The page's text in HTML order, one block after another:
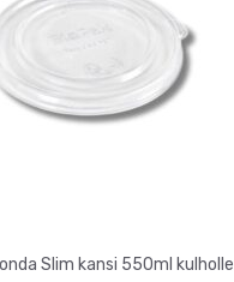
Slim kansi 550ml kulholle